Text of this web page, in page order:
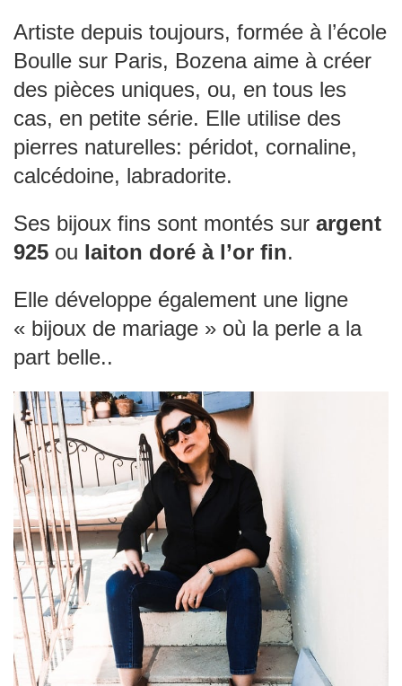
Artiste depuis toujours, formée à l’école
Boulle sur Paris, Bozena aime à créer
des pièces uniques, ou, en tous les
cas, en petite série. Elle utilise des
pierres naturelles: péridot, cornaline,
calcédoine, labradorite.
Ses bijoux fins sont montés sur argent
925 ou laiton doré à l’or fin.
Elle développe également une ligne
« bijoux de mariage » où la perle a la
part belle..